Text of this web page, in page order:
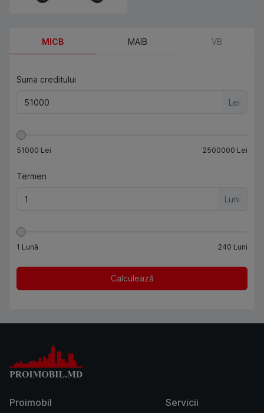
MICB MAIB VB
Suma creditului
Lei
51000 Lei 2500000 Lei
Termen
Luni
1 Lună 240 Luni
Calculează
Proimobil Servicii